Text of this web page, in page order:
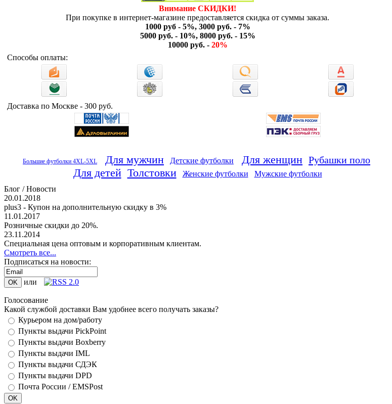
Внимание СКИДКИ!
При покупке в интернет-магазине предоставляется скидка от суммы заказа.
1000 руб - 5%, 3000 руб. - 7%
5000 руб. - 10%, 8000 руб. - 15%
10000 руб. - 20%
Способы оплаты:
Доставка по Москве - 300 руб.
Большие футболки 4XL-5XL Для мужчин Детские футболки Для женщин Рубашки поло
Для детей Толстовки Женские футболки
Мужские футболки
Блог / Новости
20.01.2018
plus3 - Купон на дополнительную скидку в 3%
11.01.2017
Розничные скидки до 20%.
23.11.2014
Специальная цена оптовым и корпоративным клиентам.
Смотреть все...
Подписаться на новости:
или
Голосование
Какой службой доставки Вам удобнее всего получать заказы?
Курьером на дом/работу
Пункты выдачи PickPoint
Пункты выдачи Boxberry
Пункты выдачи IML
Пункты выдачи СДЭК
Пункты выдачи DPD
Почта России / EMSPost